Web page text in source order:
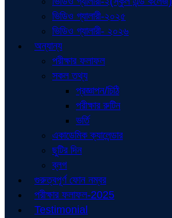
ভিডিও গ্যালারী-২০২৫
ভিডিও গ্যালারী- ২০২৬
অন্যান্য
পরীক্ষার ফলাফল
সকল তথ্য
প্রজ্ঞাপন/চিঠি
পরীক্ষার রুটিন
ভর্তি
একাডেমিক ক্যালেন্ডার
ছুটির দিন
ব্লগ
গুরুত্বপূর্ণ ফোন নম্বর
পরীক্ষার ফলাফল-2025
Testimonial